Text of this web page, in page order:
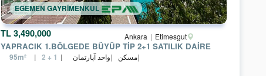
3,490,000 TL Ankara Etimesgut
YAPRACIK 1.BÖLGEDE BÜYÜP TİP 2+1 SATILIK DAİRE
مسکن واحد آپارتمان 95m² 2 + 1
EGEMEN GAYRİMENKUL